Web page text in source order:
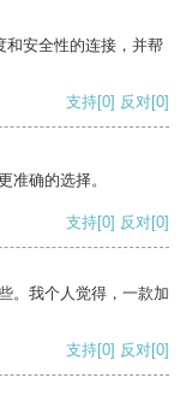
和安全性的连接，并帮
支持[0] 反对[0]
准确的选择。
支持[0] 反对[0]
。我个人觉得，一款加
支持[0] 反对[0]